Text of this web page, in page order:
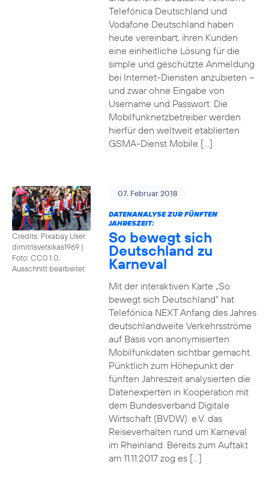
Telefónica Deutschland und
Vodafone Deutschland haben
heute vereinbart, ihren Kunden
eine einheitliche Lösung für die
simple und geschützte Anmeldung
bei Internet-Diensten anzubieten –
und zwar ohne Eingabe von
Username und Passwort. Die
Mobilfunknetzbetreiber werden
hierfür den weltweit etablierten
GSMA-Dienst Mobile […]
Credits: Pixabay User
dimitrisvetsikas1969 |
Foto: CC0 1.0,
Ausschnitt bearbeitet
07. Februar 2018
DATENANALYSE ZUR FÜNFTEN
JAHRESZEIT:
So bewegt sich
Deutschland zu
Karneval
Mit der interaktiven Karte „So
bewegt sich Deutschland“ hat
Telefónica NEXT Anfang des Jahres
deutschlandweite Verkehrsströme
auf Basis von anonymisierten
Mobilfunkdaten sichtbar gemacht.
Pünktlich zum Höhepunkt der
fünften Jahreszeit analysierten die
Datenexperten in Kooperation mit
dem Bundesverband Digitale
Wirtschaft (BVDW). e.V. das
Reiseverhalten rund um Karneval
im Rheinland. Bereits zum Auftakt
am 11.11.2017 zog es […]